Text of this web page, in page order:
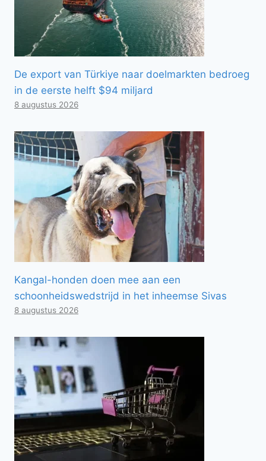
De export van Türkiye naar doelmarkten bedroeg
in de eerste helft $94 miljard
8 augustus 2026
Kangal-honden doen mee aan een
schoonheidswedstrijd in het inheemse Sivas
8 augustus 2026